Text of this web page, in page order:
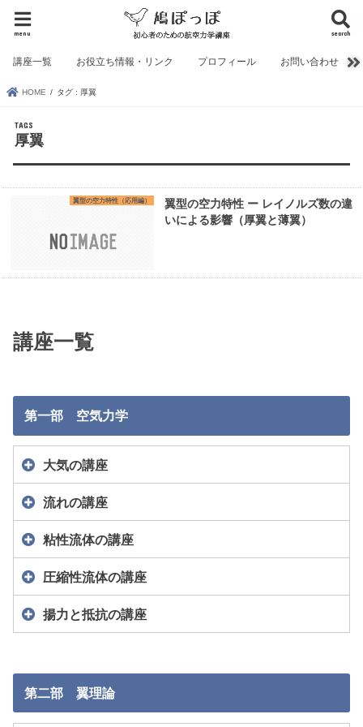
search
menu
講座一覧 お役立ち情報・リンク プロフィール お問い合わせ
HOME タグ : 厚翼
厚翼
翼型の空力特性（応用編）
翼型の空力特性 ー レイノルズ数の違
いによる影響（厚翼と薄翼）
講座一覧
第一部 空気力学
大気の講座
流れの講座
粘性流体の講座
圧縮性流体の講座
揚力と抵抗の講座
第二部 翼理論